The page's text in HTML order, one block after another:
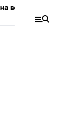
встречку и